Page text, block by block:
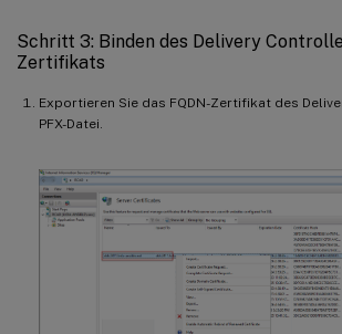
Schritt 3: Binden des Delivery
Zertifikats
Exportieren Sie das FQDN-Zertifikat des
PFX-Datei.